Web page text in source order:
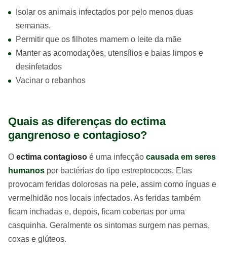
Isolar os animais infectados por pelo menos duas
semanas.
Permitir que os filhotes mamem o leite da mãe
Manter as acomodações, utensílios e baias limpos e
desinfetados
Vacinar o rebanhos
Quais as diferenças do ectima
gangrenoso e contagioso?
O ectima contagioso é uma infecção causada em seres
humanos por bactérias do tipo estreptococos. Elas
provocam feridas dolorosas na pele, assim como ínguas e
vermelhidão nos locais infectados. As feridas também
ficam inchadas e, depois, ficam cobertas por uma
casquinha. Geralmente os sintomas surgem nas pernas,
coxas e glúteos.